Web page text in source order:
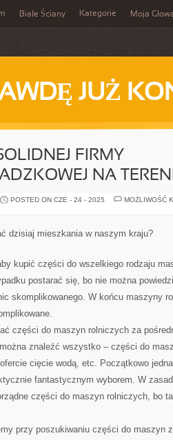
Białe Ściany Kategorie Moja
JUŻ
FIRMY
NA
POSTED ON CZE - 24 - 2025
MOŻLIWOŚĆ
dzisiaj mieszkania w naszym kraju?
kupić części do wszelkiego rodzaju
postarać się, bo nie można
skomplikowanego. W końcu maszyny
części do maszyn rolniczych za
znaleźć wszystko – części do
ofercie cięcie wodą, etc. Początkowo
fantastycznym wyborem. W
części do maszyn rolniczych, bo
przy poszukiwaniu części do maszyn